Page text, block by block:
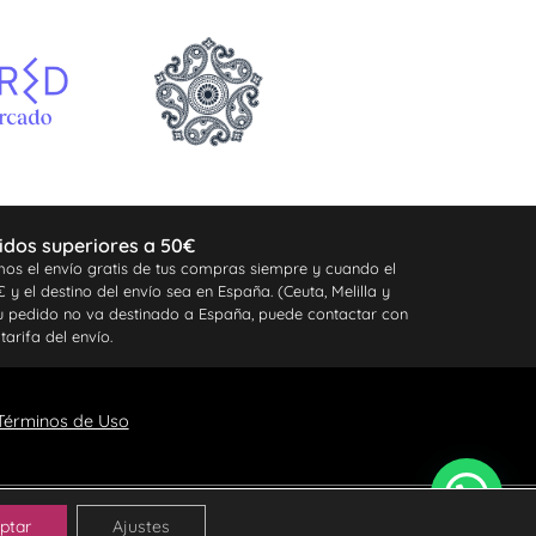
superiores a 50€
el envío gratis de tus compras siempre y cuando el
el destino del envío sea en España. (Ceuta, Melilla y
pedido no va destinado a España, puede contactar con
del envío.
de Uso
Partner tecnológico
Ajustes